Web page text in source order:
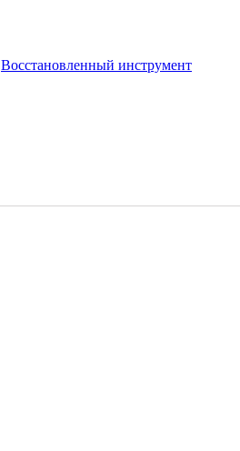
Восстановленный инструмент